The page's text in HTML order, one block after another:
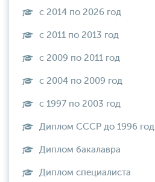
с 2014 по 2026 год
с 2011 по 2013 год
с 2009 по 2011 год
с 2004 по 2009 год
с 1997 по 2003 год
Диплом СССР до 1996 год
Диплом бакалавра
Диплом специалиста